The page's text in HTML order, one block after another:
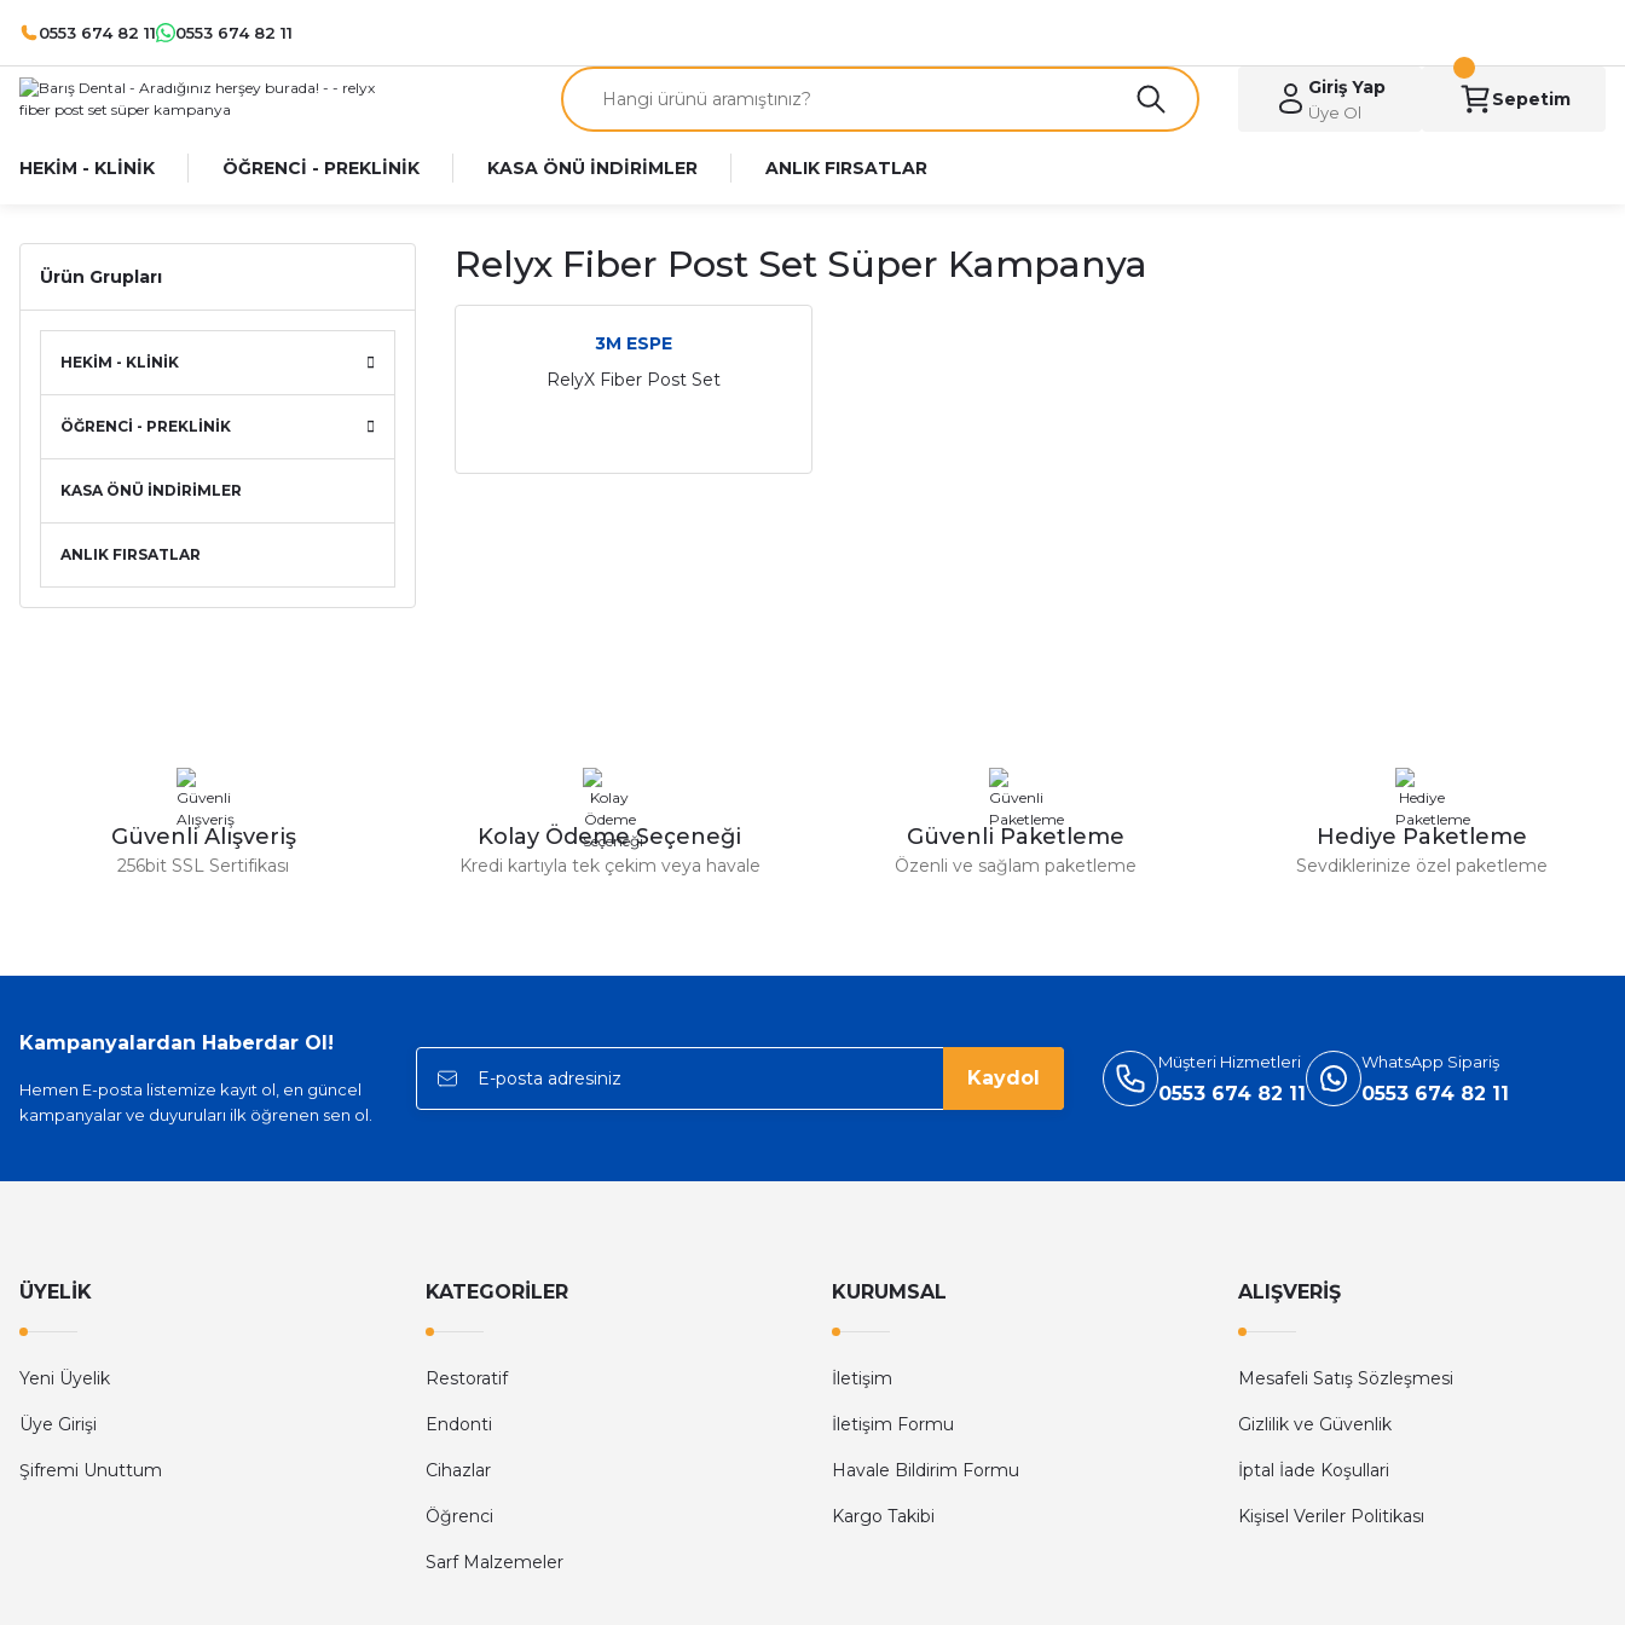
0553 674 82 11 0553 674 82 11
Giriş Yap
Üye Ol
Sepetim
HEKİM - KLİNİK ÖĞRENCİ - PREKLİNİK KASA ÖNÜ İNDİRİMLER ANLIK FIRSATLAR
Ürün Grupları
HEKİM - KLİNİK
ÖĞRENCİ - PREKLİNİK
KASA ÖNÜ İNDİRİMLER
ANLIK FIRSATLAR
Relyx Fiber Post Set Süper Kampanya
3M ESPE
RelyX Fiber Post Set
Güvenli Alışveriş
256bit SSL Sertifikası
Kolay Ödeme Seçeneği
Kredi kartıyla tek çekim veya havale
Güvenli Paketleme
Özenli ve sağlam paketleme
Hediye Paketleme
Sevdiklerinize özel paketleme
Kampanyalardan Haberdar Ol!
Hemen E-posta listemize kayıt ol, en güncel
kampanyalar ve duyuruları ilk öğrenen sen ol.
Kaydol
Müşteri Hizmetleri
0553 674 82 11
WhatsApp Sipariş
0553 674 82 11
ÜYELİK
Yeni Üyelik
Üye Girişi
Şifremi Unuttum
KATEGORİLER
Restoratif
Endonti
Cihazlar
Öğrenci
Sarf Malzemeler
KURUMSAL
İletişim
İletişim Formu
Havale Bildirim Formu
Kargo Takibi
ALIŞVERİŞ
Mesafeli Satış Sözleşmesi
Gizlilik ve Güvenlik
İptal İade Koşullari
Kişisel Veriler Politikası